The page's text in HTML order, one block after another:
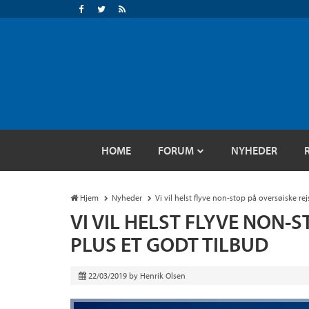
HOME FORUM NYHEDER
Hjem Nyheder Vi vil helst flyve non-stop på oversøiske
VI VIL HELST FLYVE NON-
PLUS ET GODT TILBUD
22/03/2019 by Henrik Olsen